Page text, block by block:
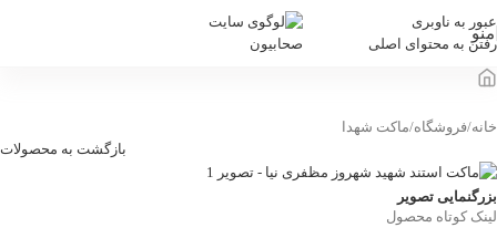
عبور به ناوبری
رفتن به محتوای اصلی
منو
خانه/فروشگاه/ماکت شهدا
بازگشت به محصولات
بزرگنمایی تصویر
لینک کوتاه محصول